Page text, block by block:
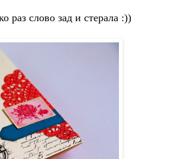
раз слово зад и стерала :))